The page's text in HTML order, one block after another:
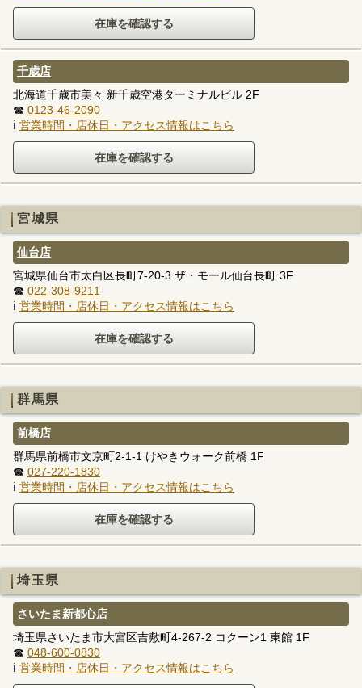
千歳店
北海道千歳市美々 新千歳空港ターミナルビル 2F
☎ 0123-46-2090
ℹ 営業時間・店休日・アクセス情報はこちら
宮城県
仙台店
宮城県仙台市太白区長町7-20-3 ザ・モール仙台長町 3F
☎ 022-308-9211
ℹ 営業時間・店休日・アクセス情報はこちら
群馬県
前橋店
群馬県前橋市文京町2-1-1 けやきウォーク前橋 1F
☎ 027-220-1830
ℹ 営業時間・店休日・アクセス情報はこちら
埼玉県
さいたま新都心店
埼玉県さいたま市大宮区吉敷町4-267-2 コクーン1 東館 1F
☎ 048-600-0830
ℹ 営業時間・店休日・アクセス情報はこちら